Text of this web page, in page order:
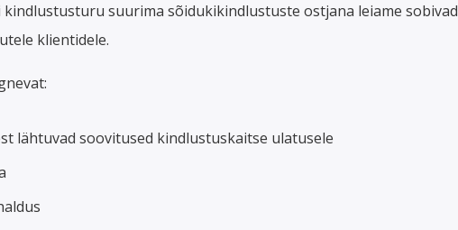
kindlustusturu suurima sõidukikindlustuste ostjana leiame sobivad
klientidele.
lähtuvad soovitused kindlustuskaitse ulatusele